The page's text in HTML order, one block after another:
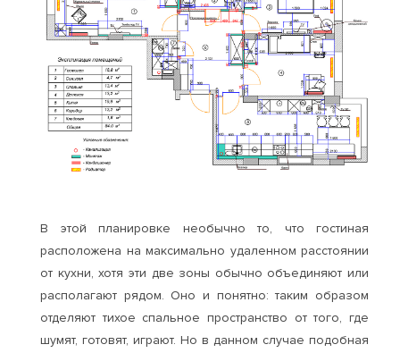
В этой планировке необычно то, что гостиная
расположена на максимально удаленном расстоянии
от кухни, хотя эти две зоны обычно объединяют или
располагают рядом. Оно и понятно: таким образом
отделяют тихое спальное пространство от того, где
шумят, готовят, играют. Но в данном случае подобная